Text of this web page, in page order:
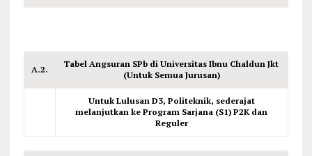
A.2.
Tabel Angsuran SPb di Universitas Ibnu Chaldun Jkt
(Untuk Semua Jurusan)
Untuk Lulusan D3, Politeknik, sederajat
melanjutkan ke Program Sarjana (S1) P2K dan
Reguler